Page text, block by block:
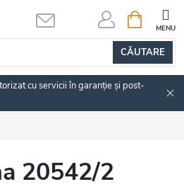
CĂUTARE
DE
cu servicii în garanție și post-
20542/2